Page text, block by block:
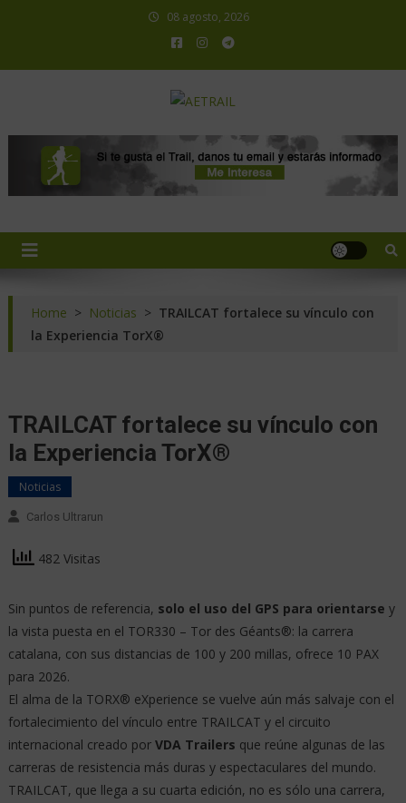
08 agosto, 2026
Home > Noticias > TRAILCAT fortalece su vínculo con
la Experiencia TorX®
TRAILCAT fortalece su vínculo con
la Experiencia TorX®
Noticias
Carlos Ultrarun
482 Visitas
Sin puntos de referencia, solo el uso del GPS para orientarse y
la vista puesta en el TOR330 – Tor des Géants®: la carrera
catalana, con sus distancias de 100 y 200 millas, ofrece 10 PAX
para 2026.
El alma de la TORX® eXperience se vuelve aún más salvaje con el
fortalecimiento del vínculo entre TRAILCAT y el circuito
internacional creado por VDA Trailers que reúne algunas de las
carreras de resistencia más duras y espectaculares del mundo.
TRAILCAT, que llega a su cuarta edición, no es sólo una carrera,